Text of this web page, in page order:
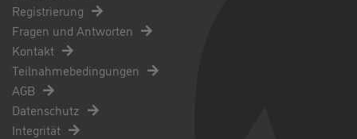
Registrierung
Fragen und Antworten
Kontakt
Teilnahmebedingungen
AGB
Datenschutz
Integrität